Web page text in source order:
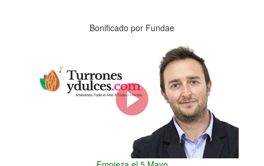
Bonificado por Fundae